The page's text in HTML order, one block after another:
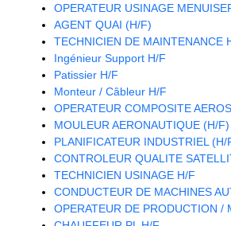
OPERATEUR USINAGE
AGENT QUAI (H/F)
TECHNICIEN DE MAINTENANCE
Ingénieur Support H/F
Patissier H/F
Monteur / Câbleur H/F
OPERATEUR COMPOSITE
MOULEUR AERONAUTIQUE (H/F)
PLANIFICATEUR INDUSTRIEL (H/
CONTROLEUR QUALITE
TECHNICIEN USINAGE H/F
CONDUCTEUR DE MACHINES
OPERATEUR DE PRODUCTION /